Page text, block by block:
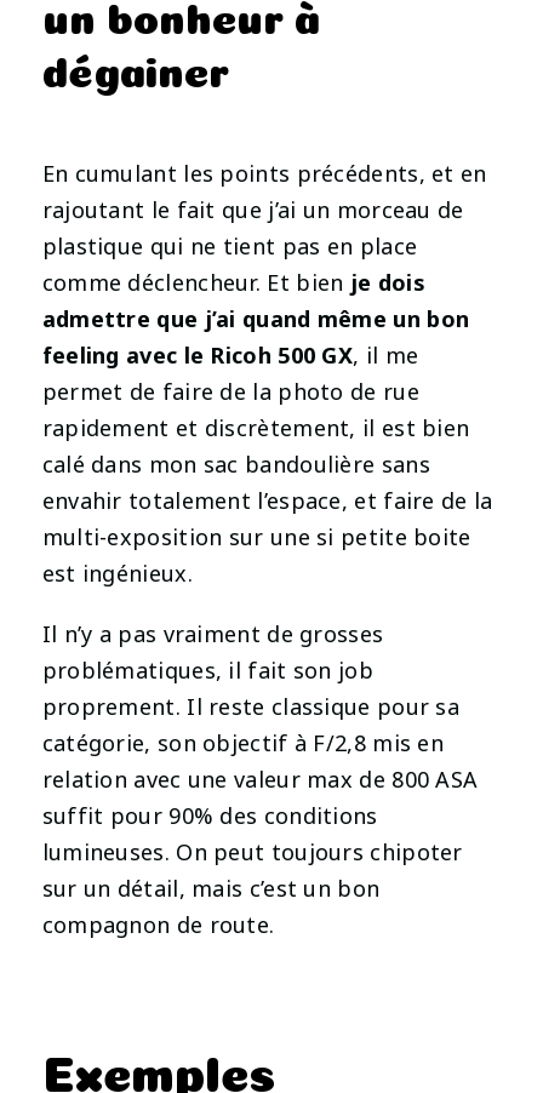
un bonheur à
dégainer
En cumulant les points précédents, et en
rajoutant le fait que j’ai un morceau de
plastique qui ne tient pas en place
comme déclencheur. Et bien je dois
admettre que j’ai quand même un bon
feeling avec le Ricoh 500 GX, il me
permet de faire de la photo de rue
rapidement et discrètement, il est bien
calé dans mon sac bandoulière sans
envahir totalement l’espace, et faire de la
multi-exposition sur une si petite boite
est ingénieux.
Il n’y a pas vraiment de grosses
problématiques, il fait son job
proprement. Il reste classique pour sa
catégorie, son objectif à F/2,8 mis en
relation avec une valeur max de 800 ASA
suffit pour 90% des conditions
lumineuses. On peut toujours chipoter
sur un détail, mais c’est un bon
compagnon de route.
Exemples